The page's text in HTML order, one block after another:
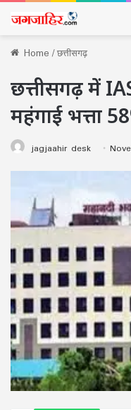
Home/छत्तीसगढ़
छत्तीसगढ़ में
महंगाई भत्ता
jagjaahir desk